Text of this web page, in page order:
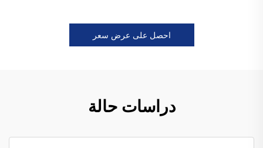
احصل على عرض سعر
دراسات حالة